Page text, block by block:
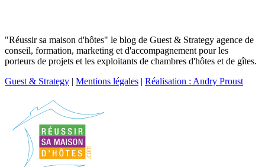
"Réussir sa maison d'hôtes" le blog de Guest & Strategy agence de
conseil, formation, marketing et d'accompagnement pour les
porteurs de projets et les exploitants de chambres d'hôtes et de gîtes.
Guest & Strategy | Mentions légales | Réalisation : Andry Proust